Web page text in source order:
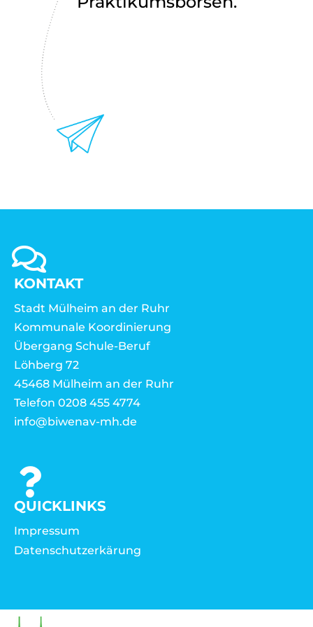
KONTAKT
Stadt Mülheim an der Ruhr
Kommunale Koordinierung
Übergang Schule-Beruf
Löhberg 72
45468 Mülheim an der Ruhr
Telefon 0208 455 4774
info@biwenav-mh.de
QUICKLINKS
Impressum
Datenschutzerkärung